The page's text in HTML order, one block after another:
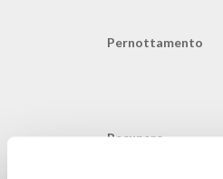
Pernottamento
Recupero